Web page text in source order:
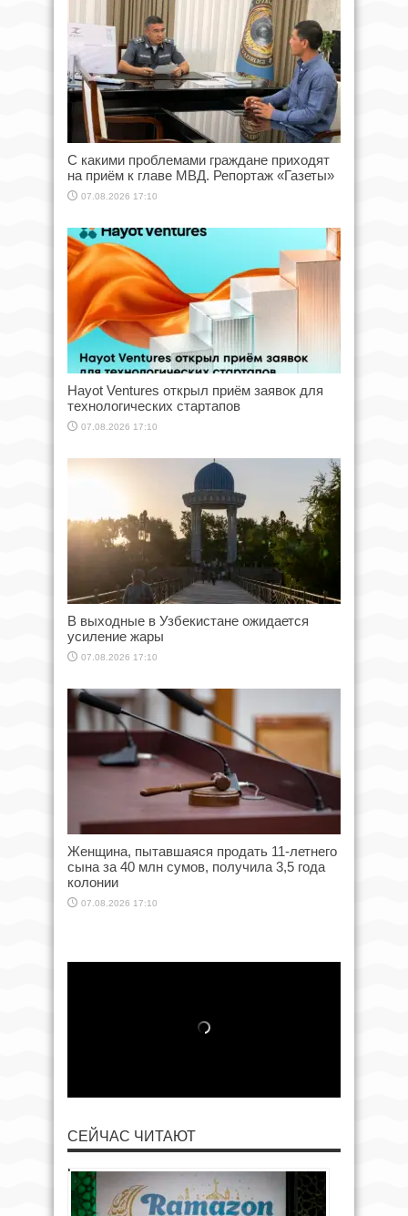
С какими проблемами граждане приходят
на приём к главе МВД. Репортаж «Газеты»
07.08.2026 17:10
Hayot Ventures открыл приём заявок для
технологических стартапов
07.08.2026 17:10
В выходные в Узбекистане ожидается
усиление жары
07.08.2026 17:10
Женщина, пытавшаяся продать 11-летнего
сына за 40 млн сумов, получила 3,5 года
колонии
07.08.2026 17:10
СЕЙЧАС ЧИТАЮТ